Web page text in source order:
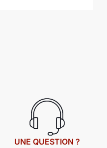
UNE QUESTION ?